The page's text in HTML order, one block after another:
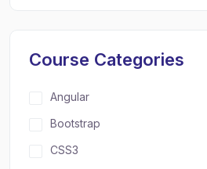
Course Categories
Angular
Bootstrap
CSS3